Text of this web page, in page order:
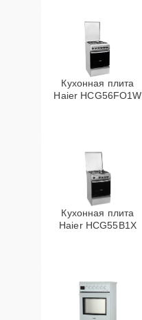
Кухонная плита
Haier HCG56FO1W
Кухонная плита
Haier HCG55B1X